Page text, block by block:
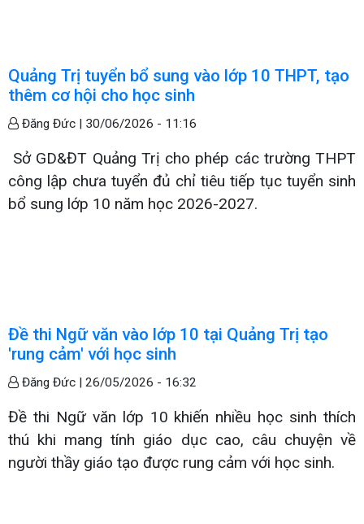
Quảng Trị tuyển bổ sung vào lớp 10 THPT, tạo
thêm cơ hội cho học sinh
Đăng Đức | 30/06/2026 - 11:16
Sở GD&ĐT Quảng Trị cho phép các trường THPT
công lập chưa tuyển đủ chỉ tiêu tiếp tục tuyển sinh
bổ sung lớp 10 năm học 2026-2027.
Đề thi Ngữ văn vào lớp 10 tại Quảng Trị tạo
'rung cảm' với học sinh
Đăng Đức | 26/05/2026 - 16:32
Đề thi Ngữ văn lớp 10 khiến nhiều học sinh thích
thú khi mang tính giáo dục cao, câu chuyện về
người thầy giáo tạo được rung cảm với học sinh.